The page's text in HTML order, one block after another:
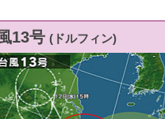
13号 (ドルフィン)